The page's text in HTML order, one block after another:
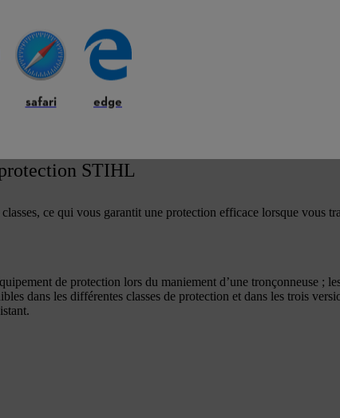
adapté
1 pour le travail avec une tronçonneuse convient
destinées à être utilisées par des professionnels formés tels que
STIHL
ce qui vous garantit une protection efficace lorsque vous
de protection lors du maniement d’une tronçonneuse ;
dans les différentes classes de protection et dans les trois
safari edge